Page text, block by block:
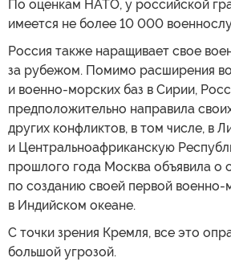
По оценкам НАТО, у российской
имеется не более 10 000
Россия также наращивает свое
за рубежом. Помимо расширения
и военно-морских баз в Сирии,
предположительно направила
других конфликтов, в том числе, в
и Центральноафриканскую
прошлого года Москва объявила о
по созданию своей первой военно-
в Индийском океане.
С точки зрения Кремля, все это
большой угрозой.